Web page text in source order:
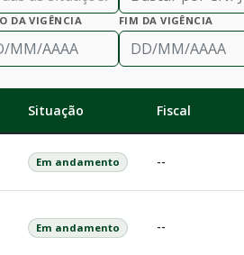
DA VIGÊNCIA FIM DA VIGÊNCIA
Situação Fiscal
Em andamento --
Em andamento --